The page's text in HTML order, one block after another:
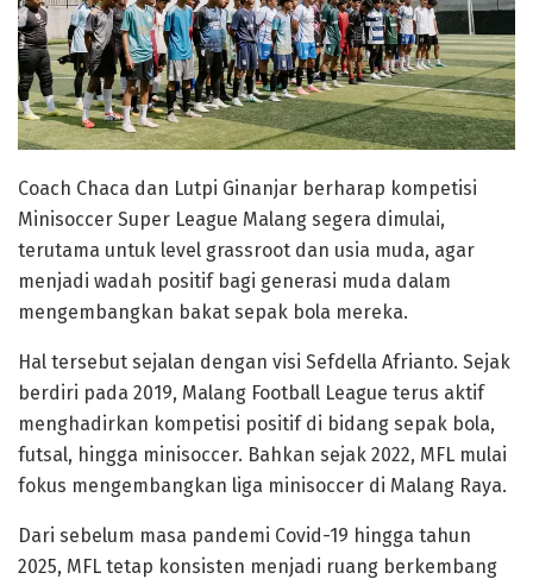
Coach Chaca dan Lutpi Ginanjar berharap kompetisi
Minisoccer Super League Malang segera dimulai,
terutama untuk level grassroot dan usia muda, agar
menjadi wadah positif bagi generasi muda dalam
mengembangkan bakat sepak bola mereka.
Hal tersebut sejalan dengan visi Sefdella Afrianto. Sejak
berdiri pada 2019, Malang Football League terus aktif
menghadirkan kompetisi positif di bidang sepak bola,
futsal, hingga minisoccer. Bahkan sejak 2022, MFL mulai
fokus mengembangkan liga minisoccer di Malang Raya.
Dari sebelum masa pandemi Covid-19 hingga tahun
2025, MFL tetap konsisten menjadi ruang berkembang